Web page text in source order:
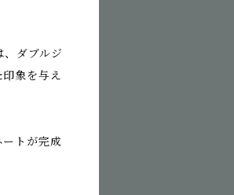
ダブルジ
象を与え
トが完成